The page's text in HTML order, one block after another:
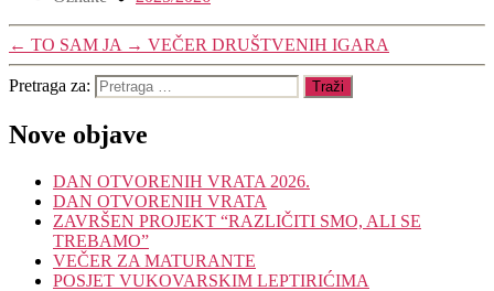
← TO SAM JA → VEČER DRUŠTVENIH IGARA
Pretraga za:
Nove objave
DAN OTVORENIH VRATA 2026.
DAN OTVORENIH VRATA
ZAVRŠEN PROJEKT “RAZLIČITI SMO, ALI SE
TREBAMO”
VEČER ZA MATURANTE
POSJET VUKOVARSKIM LEPTIRIĆIMA